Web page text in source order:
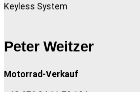
Keyless System
Peter Weitzer
Motorrad-Verkauf